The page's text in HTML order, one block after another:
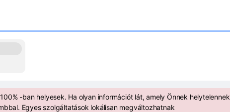
-ban helyesek. Ha olyan információt lát, amely Önnek helytelennek
Egyes szolgáltatások lokálisan megváltozhatnak